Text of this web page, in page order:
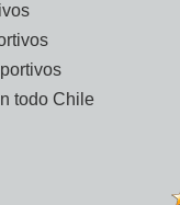
todo Chile